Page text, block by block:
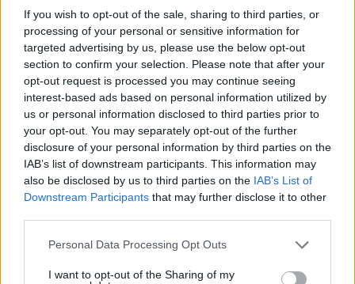
If you wish to opt-out of the sale, sharing to third parties, or
processing of your personal or sensitive information for
targeted advertising by us, please use the below opt-out
section to confirm your selection. Please note that after your
opt-out request is processed you may continue seeing
interest-based ads based on personal information utilized by
us or personal information disclosed to third parties prior to
your opt-out. You may separately opt-out of the further
disclosure of your personal information by third parties on the
IAB’s list of downstream participants. This information may
also be disclosed by us to third parties on the IAB’s List of
Downstream Participants that may further disclose it to other
Please note that this website/app uses one or more Google
not limited to your visit or usage behaviour. You may click to
Personal Data Processing Opt Outs
I want to opt-out of the Sharing of my
EMAIL
ΣΧΌΛΙΟ *